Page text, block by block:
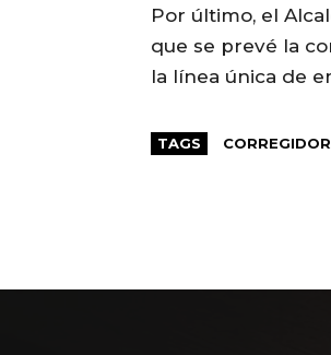
Por último, el
que se prevé la
la línea única de
TAGS